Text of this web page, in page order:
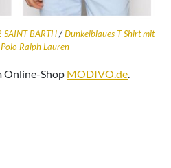
SAINT BARTH/Dunkelblaues T-Shirt mit
Ralph Lauren
Online-Shop MODIVO.de.